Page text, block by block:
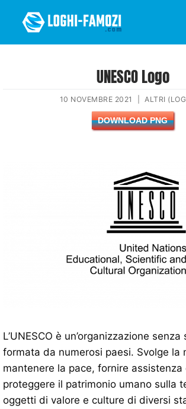
UNESCO Logo
10 NOVEMBRE 2021 ALTRI
DOWNLOAD PNG
L’UNESCO è un’organizzazione
formata da numerosi paesi. Svolge la
mantenere la pace, fornire assistenza
proteggere il patrimonio umano sulla
oggetti di valore e culture di diversi